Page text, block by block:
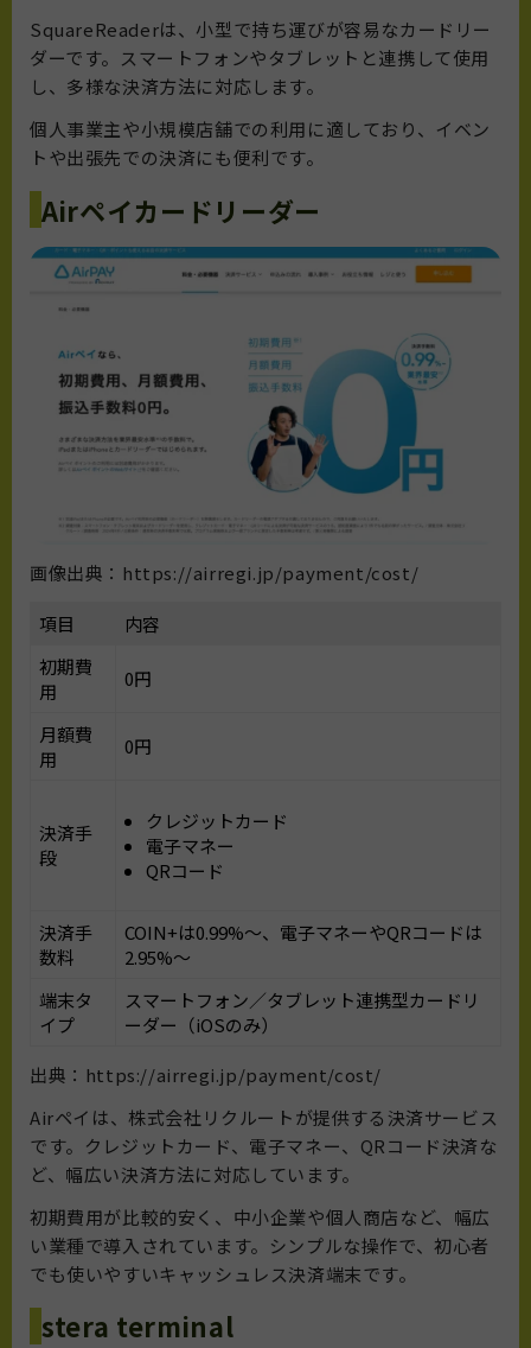
SquareReaderは、小型で持ち運びが容易なカードリー
ダーです。スマートフォンやタブレットと連携して使用
し、多様な決済方法に対応します。
個人事業主や小規模店舗での利用に適しており、イベン
トや出張先での決済にも便利です。
Airペイカードリーダー
画像出典：https://airregi.jp/payment/cost/
項目
内容
初期費
用
0円
月額費
用
0円
決済手
段
クレジットカード
電子マネー
QRコード
決済手
数料
COIN+は0.99%〜、電子マネーやQRコードは
2.95%〜
端末タ
イプ
スマートフォン／タブレット連携型カードリ
ーダー（iOSのみ）
出典：https://airregi.jp/payment/cost/
Airペイ は、株式会社リクルートが提供する決済サービス
です。クレジットカード、電子マネー、QRコード決済な
ど、幅広い決済方法に対応しています。
初期費用が比較的安く、中小企業や個人商店など、幅広
い業種で導入されています。シンプルな操作で、初心者
でも使いやすいキャッシュレス決済端末です。
stera terminal